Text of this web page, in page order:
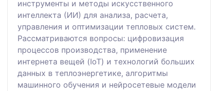
инструменты и методы искусственного
интеллекта (ИИ) для анализа, расчета,
управления и оптимизации тепловых систем.
Рассматриваются вопросы: цифровизация
процессов производства, применение
интернета вещей (IoT) и технологий больших
данных в теплоэнергетике, алгоритмы
машинного обучения и нейросетевые модели